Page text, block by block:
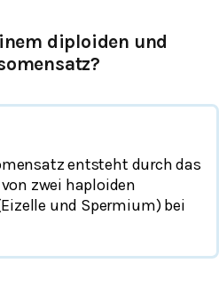
diploiden und
entsteht durch das
zwei haploiden
und Spermium) bei